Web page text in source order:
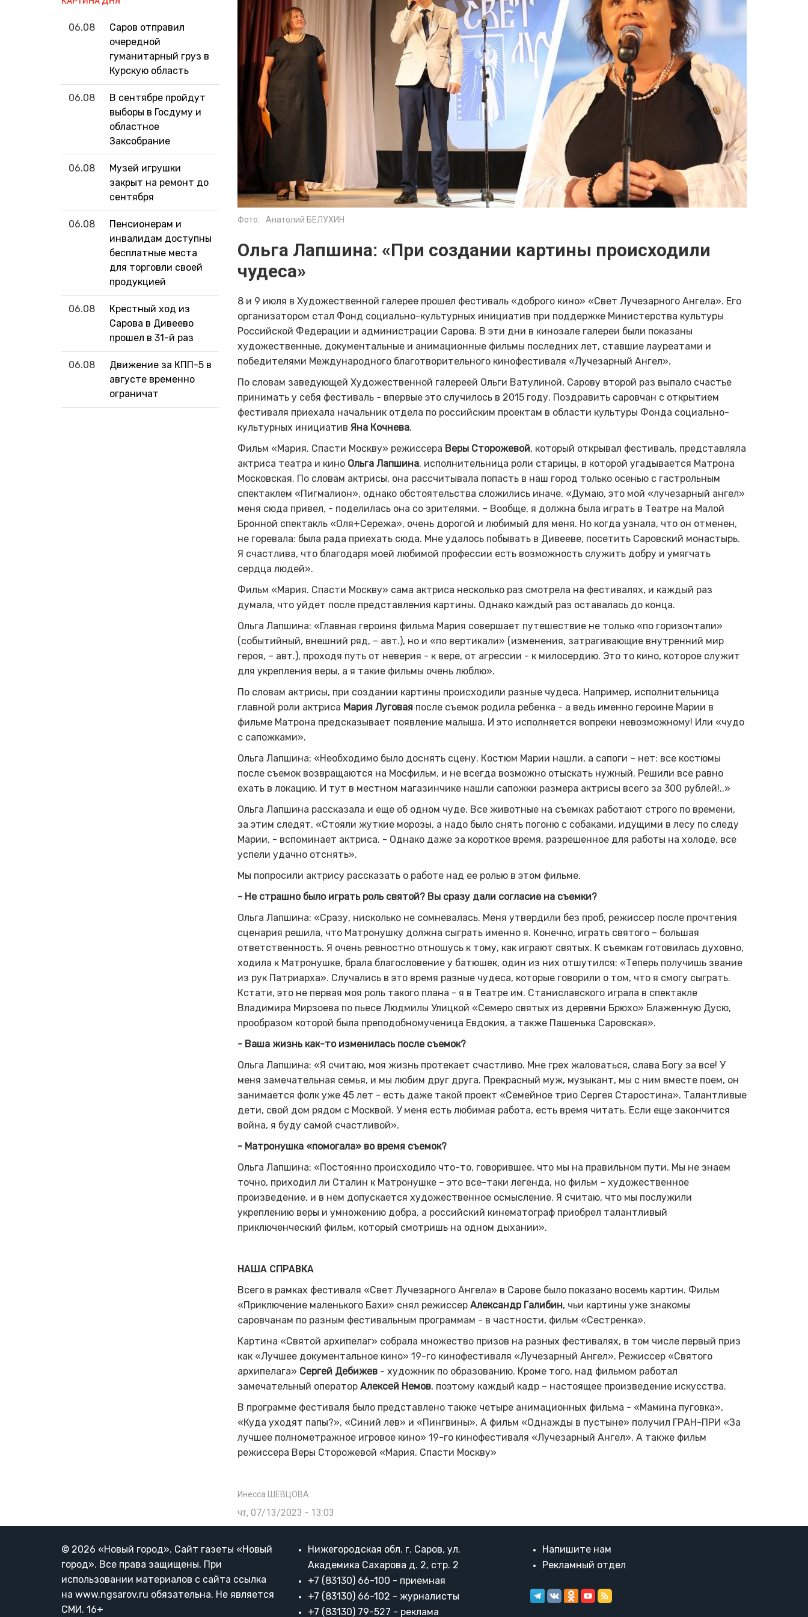
06.08
Саров отправил
очередной
гуманитарный груз в
Курскую область
06.08
В сентябре пройдут
выборы в Госдуму и
областное
Заксобрание
06.08
Музей игрушки
закрыт на ремонт до
сентября
06.08
Пенсионерам и
инвалидам доступны
бесплатные места
для торговли своей
продукцией
06.08
Крестный ход из
Сарова в Дивеево
прошел в 31-й раз
06.08
Движение за КПП-5 в
августе временно
ограничат
Фото: Анатолий БЕЛУХИН
Ольга Лапшина: «При создании картины происходили
чудеса»
8 и 9 июля в Художественной галерее прошел фестиваль «доброго кино» «Свет Лучезарного Ангела». Его
организатором стал Фонд социально-культурных инициатив при поддержке Министерства культуры
Российской Федерации и администрации Сарова. В эти дни в кинозале галереи были показаны
художественные, документальные и анимационные фильмы последних лет, ставшие лауреатами и
победителями Международного благотворительного кинофестиваля «Лучезарный Ангел».
По словам заведующей Художественной галереей Ольги Ватулиной, Сарову второй раз выпало счастье
принимать у себя фестиваль - впервые это случилось в 2015 году. Поздравить саровчан с открытием
фестиваля приехала начальник отдела по российским проектам в области культуры Фонда социально-
культурных инициатив Яна Кочнева.
Фильм «Мария. Спасти Москву» режиссера Веры Сторожевой, который открывал фестиваль, представляла
актриса театра и кино Ольга Лапшина, исполнительница роли старицы, в которой угадывается Матрона
Московская. По словам актрисы, она рассчитывала попасть в наш город только осенью с гастрольным
спектаклем «Пигмалион», однако обстоятельства сложились иначе. «Думаю, это мой «лучезарный ангел»
меня сюда привел, - поделилась она со зрителями. – Вообще, я должна была играть в Театре на Малой
Бронной спектакль «Оля+Сережа», очень дорогой и любимый для меня. Но когда узнала, что он отменен,
не горевала: была рада приехать сюда. Мне удалось побывать в Дивееве, посетить Саровский монастырь.
Я счастлива, что благодаря моей любимой профессии есть возможность служить добру и умягчать
сердца людей».
Фильм «Мария. Спасти Москву» сама актриса несколько раз смотрела на фестивалях, и каждый раз
думала, что уйдет после представления картины. Однако каждый раз оставалась до конца.
Ольга Лапшина: «Главная героиня фильма Мария совершает путешествие не только «по горизонтали»
(событийный, внешний ряд, – авт.), но и «по вертикали» (изменения, затрагивающие внутренний мир
героя, – авт.), проходя путь от неверия - к вере, от агрессии - к милосердию. Это то кино, которое служит
для укрепления веры, а я такие фильмы очень люблю».
По словам актрисы, при создании картины происходили разные чудеса. Например, исполнительница
главной роли актриса Мария Луговаяпосле съемок родила ребенка - а ведь именно героине Марии в
фильме Матрона предсказывает появление малыша. И это исполняется вопреки невозможному! Или «чудо
с сапожками».
Ольга Лапшина: «Необходимо было доснять сцену. Костюм Марии нашли, а сапоги – нет: все костюмы
после съемок возвращаются на Мосфильм, и не всегда возможно отыскать нужный. Решили все равно
ехать в локацию. И тут в местном магазинчике нашли сапожки размера актрисы всего за 300 рублей!..»
Ольга Лапшина рассказала и еще об одном чуде. Все животные на съемках работают строго по времени,
за этим следят. «Стояли жуткие морозы, а надо было снять погоню с собаками, идущими в лесу по следу
Марии, - вспоминает актриса. - Однако даже за короткое время, разрешенное для работы на холоде, все
успели удачно отснять».
Мы попросили актрису рассказать о работе над ее ролью в этом фильме.
- Не страшно было играть роль святой? Вы сразу дали согласие на съемки?
Ольга Лапшина: «Сразу, нисколько не сомневалась. Меня утвердили без проб, режиссер после прочтения
сценария решила, что Матронушку должна сыграть именно я. Конечно, играть святого – большая
ответственность. Я очень ревностно отношусь к тому, как играют святых. К съемкам готовилась духовно,
ходила к Матронушке, брала благословение у батюшек, один из них отшутился: «Теперь получишь звание
из рук Патриарха». Случались в это время разные чудеса, которые говорили о том, что я смогу сыграть.
Кстати, это не первая моя роль такого плана - я в Театре им. Станиславского играла в спектакле
Владимира Мирзоева по пьесе Людмилы Улицкой «Семеро святых из деревни Брюхо» Блаженную Дусю,
прообразом которой была преподобномученица Евдокия, а также Пашенька Саровская».
- Ваша жизнь как-то изменилась после съемок?
Ольга Лапшина: «Я считаю, моя жизнь протекает счастливо. Мне грех жаловаться, слава Богу за все! У
меня замечательная семья, и мы любим друг друга. Прекрасный муж, музыкант, мы с ним вместе поем, он
занимается фолкуже 45 лет - есть даже такой проект «Семейное трио Сергея Старостина». Талантливые
дети, свой дом рядом с Москвой. У меня есть любимая работа, есть время читать. Если еще закончится
война, я буду самой счастливой».
- Матронушка «помогала» во время съемок?
Ольга Лапшина: «Постоянно происходило что-то, говорившее, что мы на правильном пути. Мы не знаем
точно, приходил ли Сталин к Матронушке – это все-таки легенда, но фильм – художественное
произведение, и в нем допускается художественное осмысление. Я считаю, что мы послужили
укреплению веры и умножению добра, а российский кинематограф приобрел талантливый
приключенческий фильм, который смотришь на одном дыхании».
НАША СПРАВКА
Всего в рамках фестиваля «Свет Лучезарного Ангела» в Сарове было показано восемь картин. Фильм
«Приключение маленького Бахи» снял режиссер Александр Галибин, чьи картины уже знакомы
саровчанам по разным фестивальным программам - в частности, фильм «Сестренка».
Картина «Святой архипелаг» собрала множество призов на разных фестивалях, в том числе первый приз
как «Лучшее документальное кино» 19-го кинофестиваля «Лучезарный Ангел». Режиссер «Святого
архипелага» Сергей Дебижев- художник по образованию. Кроме того, над фильмом работал
замечательный оператор Алексей Немов, поэтому каждый кадр – настоящее произведение искусства.
В программе фестиваля было представлено также четыре анимационных фильма - «Мамина пуговка»,
«Куда уходят папы?», «Синий лев» и «Пингвины». А фильм «Однажды в пустыне» получил ГРАН-ПРИ «За
лучшее полнометражное игровое кино» 19-го кинофестиваля «Лучезарный Ангел». А также фильм
режиссера Веры Сторожевой «Мария. Спасти Москву»
Инесса ШЕВЦОВА
чт, 07/13/2023 - 13:03
© 2026 «Новый город». Cайт газеты «Новый
город». Все права защищены. При
использовании материалов с сайта ссылка
на www.ngsarov.ru обязательна. Не является
СМИ. 16+
Нижегородская обл. г. Саров, ул.
Академика Сахарова д. 2, стр. 2
+7 (83130) 66-100 - приемная
+7 (83130) 66-102 - журналисты
+7 (83130) 79-527 - реклама
Напишите нам
Рекламный отдел